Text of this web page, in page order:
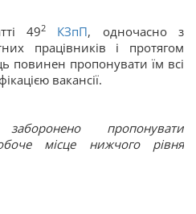
492 КЗпП, одночасно з
працівників і протягом
повинен пропонувати їм всі
вакансії.
пропонувати
місце нижчого рівня